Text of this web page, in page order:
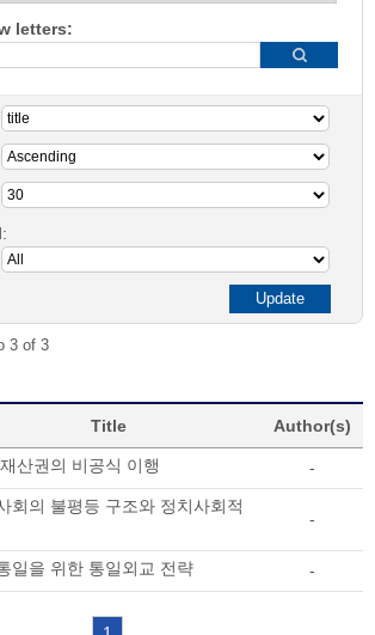
letters:
3 of 3
Title Author(s)
산권의 비공식 이행 -
회의 불평등 구조와 정치사회적
-
일을 위한 통일외교 전략 -